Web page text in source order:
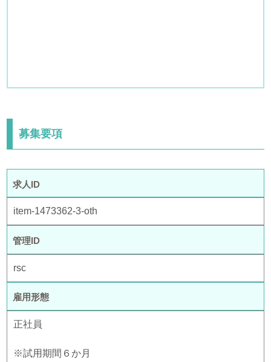
募集要項
求人ID
item-1473362-3-oth
管理ID
rsc
雇用形態
正社員
※試用期間６か月